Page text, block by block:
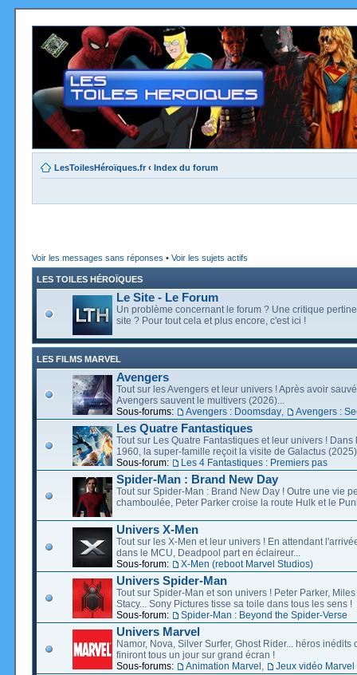
LesToilesHéroïques.fr ‹ Index du forum
Voir les messages sans réponses • Voir les sujets actifs
LES TOILES HÉROÏQUES
Le Site - Le Forum
Un problème concernant le forum ? Une critique
site ? Pour tout cela et plus encore, c'est ici !
LES FILMS MARVEL
Avengers
Tout sur les Avengers et leur univers ! Après avoir
Avengers sauvent le multivers (2026)...
Sous-forums:
Avengers : Doomsday Avengers :
Les Quatre Fantastiques
Tout sur Les Quatre Fantastiques et leur univers ! Dans
1960, la super-famille reçoit la visite de Galactus
Sous-forum:
Les 4 Fantastiques : Premiers pas
Spider-Man : Brand New Day
Tout sur Spider-Man : Brand New Day ! Outre une vie
chamboulée, Peter Parker croise la route Hulk et le
Univers X-Men
Tout sur les X-Men et leur univers ! En attendant
dans le MCU, Deadpool part en éclaireur...
Sous-forum:
X-Men (reboot Marvel Studios)
Univers Spider-Man
Tout sur Spider-Man et son univers ! Peter Parker,
Stacy... Sony Pictures tisse sa toile dans tous les sens !
Sous-forum:
Spider-Man : Beyond the Spider-Verse
Univers Marvel
Namor, Nova, Silver Surfer, Ghost Rider... héros inédits
finiront tous un jour sur grand écran !
Sous-forums:
Animation Marvel Jeux vidéo Marvel